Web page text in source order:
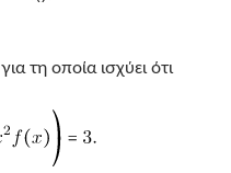
για τη οποία ισχύει ότι